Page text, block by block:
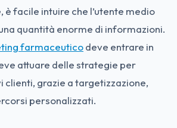
è facile intuire che l’utente medio
quantità enorme di informazioni.
farmaceuticodeve entrare in
attuare delle strategie per
clienti, grazie a targetizzazione,
personalizzati.